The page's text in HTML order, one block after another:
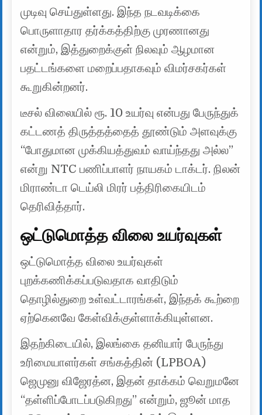
முடிவு செய்துள்ளது. இந்த நடவடிக்கை
பொருளாதார தர்க்கத்திற்கு முரணானது
என்றும், இத்துறைக்குள் நிலவும் ஆழமான
பதட்டங்களை மறைப்பதாகவும் விமர்சகர்கள்
கூறுகின்றனர்.
டீசல் விலையில் ரூ. 10 உயர்வு என்பது பேருந்துக்
கட்டணத் திருத்தத்தைத் தூண்டும் அளவுக்கு
“போதுமான முக்கியத்துவம் வாய்ந்தது அல்ல”
என்று NTC பணிப்பாளர் நாயகம் டாக்டர். நிலன்
மிராண்டா டெய்லி மிரர் பத்திரிகையிடம்
தெரிவித்தார்.
ஒட்டுமொத்த விலை உயர்வுகள்
ஒட்டுமொத்த விலை உயர்வுகள்
புறக்கணிக்கப்படுவதாக வாதிடும்
தொழில்துறை உள்வட்டாரங்கள், இந்தக் கூற்றை
ஏற்கெனவே கேள்விக்குள்ளாக்கியுள்ளன.
இதற்கிடையில், இலங்கை தனியார் பேருந்து
உரிமையாளர்கள் சங்கத்தின் (LPBOA)
ஜெமுனு விஜேரத்ன, இதன் தாக்கம் வெறுமனே
“தள்ளிப்போடப்படுகிறது” என்றும், ஜூன் மாத